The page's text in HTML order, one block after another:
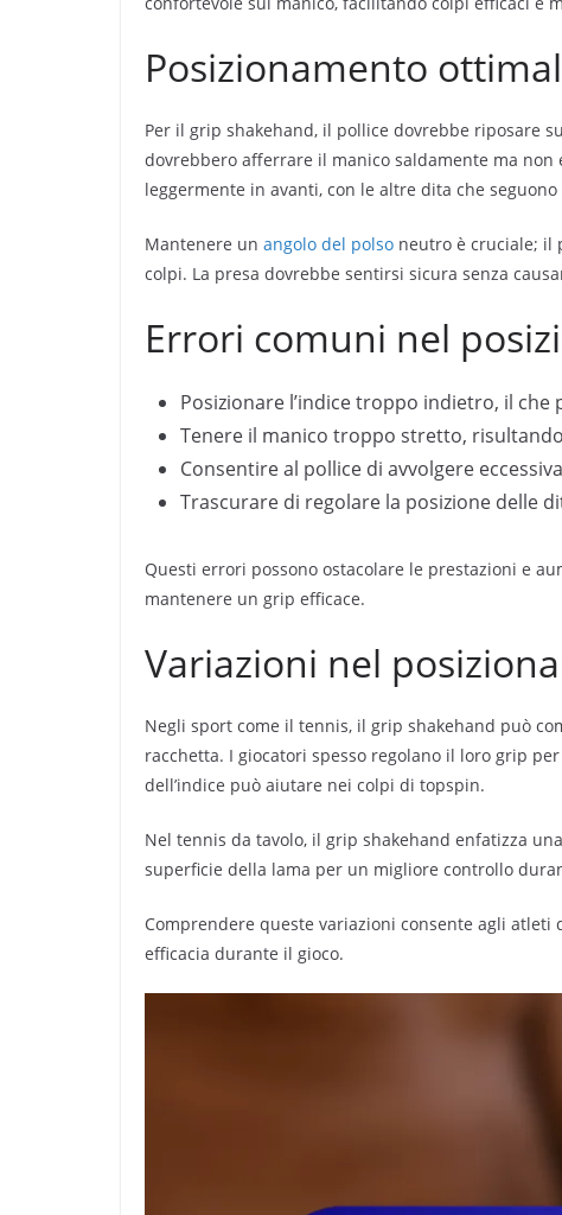
Posizionamento
Per il grip shakehand, il pollice dovrebbe riposare
dovrebbero afferrare il manico saldamente ma non
leggermente in avanti, con le altre dita che
Mantenere un angolo del polso neutro è cruciale; il
colpi. La presa dovrebbe sentirsi sicura senza
Errori comuni nel
Posizionare l’indice troppo indietro, il
Tenere il manico troppo stretto,
Consentire al pollice di avvolgere
Trascurare di regolare la posizione delle
Questi errori possono ostacolare le prestazioni e
mantenere un grip efficace.
Variazioni nel
Negli sport come il tennis, il grip shakehand può
racchetta. I giocatori spesso regolano il loro grip
dell’indice può aiutare nei colpi di topspin.
Nel tennis da tavolo, il grip shakehand enfatizza
superficie della lama per un migliore controllo
Comprendere queste variazioni consente agli
efficacia durante il gioco.